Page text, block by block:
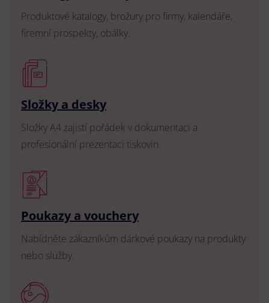
Produktové katalogy, brožury pro firmy, kalendáře,
firemní prospekty, obálky.
Složky a desky
Složky A4 zajistí pořádek v dokumentaci a
profesionální prezentaci tiskovin.
Poukazy a vouchery
Nabídněte zákazníkům dárkové poukazy na produkty
nebo služby.